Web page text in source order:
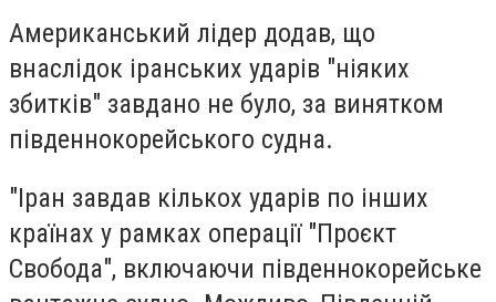
Американський лідер додав, що
внаслідок іранських ударів "ніяких
збитків" завдано не було, за винятком
південнокорейського судна.
"Іран завдав кількох ударів по інших
країнах у рамках операції "Проєкт
Свобода", включаючи південнокорейське